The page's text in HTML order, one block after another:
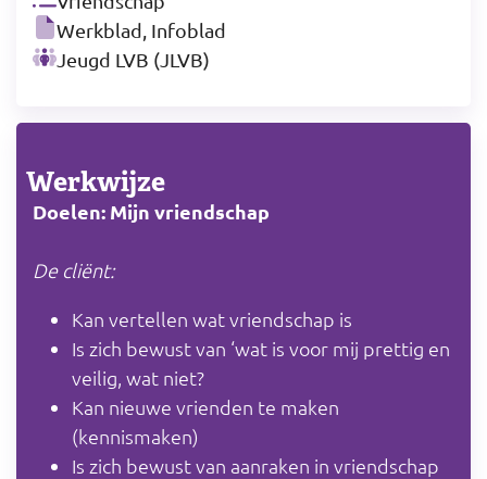
Werkblad, Infoblad
Jeugd LVB (JLVB)
Werkwijze
Doelen: Mijn vriendschap
De cliënt:
Kan vertellen wat vriendschap is
Is zich bewust van ‘wat is voor mij prettig en
veilig, wat niet?
Kan nieuwe vrienden te maken
(kennismaken)
Is zich bewust van aanraken in vriendschap